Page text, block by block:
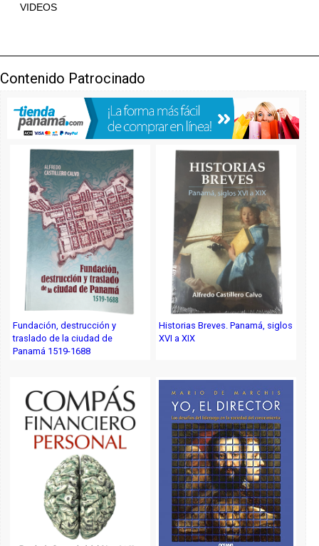
VIDEOS
Contenido Patrocinado
Fundación, destrucción y
traslado de la ciudad de
Panamá 1519-1688
Historias Breves. Panamá, siglos
XVI a XIX